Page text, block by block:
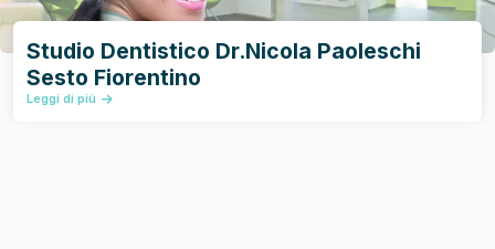
Studio Dentistico Dr.Nicola Paoleschi
Sesto Fiorentino
Leggi di più